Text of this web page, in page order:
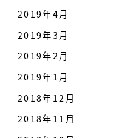
2019年4月
2019年3月
2019年2月
2019年1月
2018年12月
2018年11月